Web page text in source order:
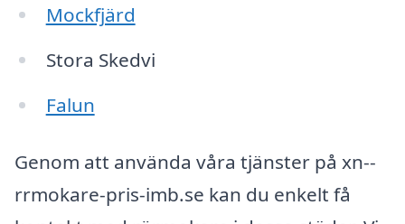
Mockfjärd
Stora Skedvi
Falun
Genom att använda våra tjänster på xn--
rrmokare-pris-imb.se kan du enkelt få